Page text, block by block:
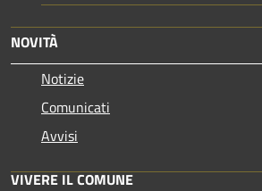
NOVITÀ
Notizie
Comunicati
Avvisi
VIVERE IL COMUNE